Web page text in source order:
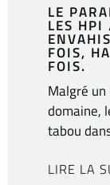
LE
LES
FOIS,
FOIS.
Malgré
domaine,
tabou
LIRE LA